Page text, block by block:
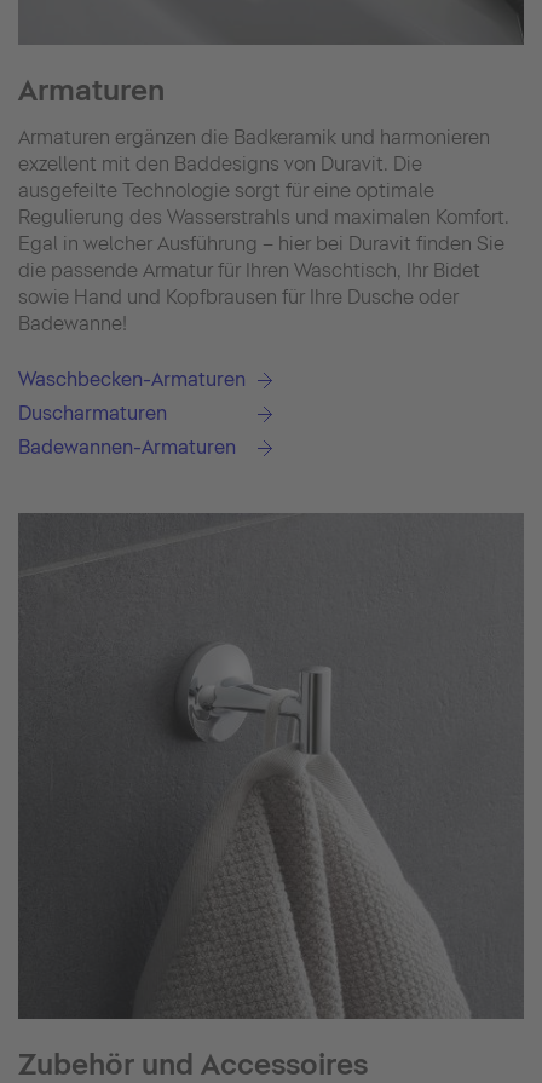
Armaturen
Armaturen ergänzen die Badkeramik und harmonieren
exzellent mit den Baddesigns von Duravit. Die
ausgefeilte Technologie sorgt für eine optimale
Regulierung des Wasserstrahls und maximalen Komfort.
Egal in welcher Ausführung – hier bei Duravit finden Sie
die passende Armatur für Ihren Waschtisch, Ihr Bidet
sowie Hand und Kopfbrausen für Ihre Dusche oder
Badewanne!
Waschbecken-Armaturen
Duscharmaturen
Badewannen-Armaturen
Zubehör und Accessoires